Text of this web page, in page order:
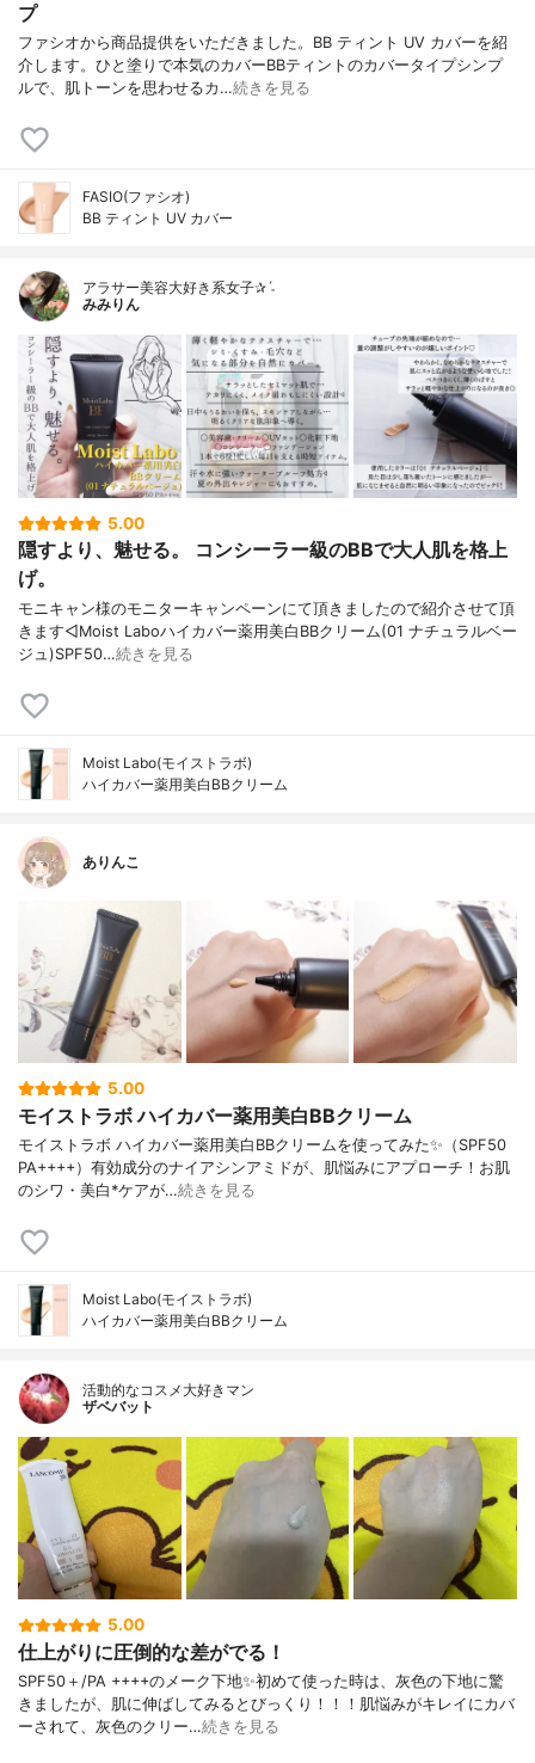
プ
ファシオから商品提供をいただきました。BB ティント UV カバーを紹
介します。ひと塗りで本気のカバーBBティントのカバータイプシンプ
ルで、肌トーンを思わせるカ…続きを見る
FASIO(ファシオ)
BB ティント UV カバー
アラサー美容大好き系女子✰ˊ˗
みみりん
5.00
隠すより、魅せる。 コンシーラー級のBBで大人肌を格上
げ。
モニキャン様のモニターキャンペーンにて頂きましたので紹介させて頂
きます◁Moist Laboハイカバー薬用美白BBクリーム(01 ナチュラルベー
ジュ)SPF50…続きを見る
Moist Labo(モイストラボ)
ハイカバー薬用美白BBクリーム
ありんこ
5.00
モイストラボ ハイカバー薬用美白BBクリーム
モイストラボ ハイカバー薬用美白BBクリームを使ってみた✨（SPF50
PA++++）有効成分のナイアシンアミドが、肌悩みにアプローチ！お肌
のシワ・美白*ケアが…続きを見る
Moist Labo(モイストラボ)
ハイカバー薬用美白BBクリーム
活動的なコスメ大好きマン
ザベバット
5.00
仕上がりに圧倒的な差がでる！
SPF50＋/PA ++++のメーク下地✨初めて使った時は、灰色の下地に驚
きましたが、肌に伸ばしてみるとびっくり！！！肌悩みがキレイにカバ
ーされて、灰色のクリー…続きを見る